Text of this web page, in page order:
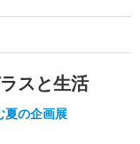
スと生活
夏の企画展